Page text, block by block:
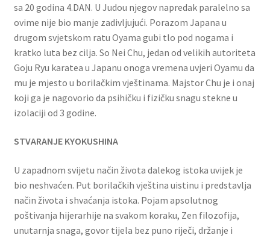
sa 20 godina 4.DAN. U Judou njegov napredak paralelno sa
ovime nije bio manje zadivljujući. Porazom Japana u
drugom svjetskom ratu Oyama gubi tlo pod nogama i
kratko luta bez cilja. So Nei Chu, jedan od velikih autoriteta
Goju Ryu karatea u Japanu onoga vremena uvjeri Oyamu da
mu je mjesto u borilačkim vještinama. Majstor Chu je i onaj
koji ga je nagovorio da psihičku i fizičku snagu stekne u
izolaciji od 3 godine.
STVARANJE KYOKUSHINA
U zapadnom svijetu način života dalekog istoka uvijek je
bio neshvaćen. Put borilačkih vještina uistinu i predstavlja
način života i shvaćanja istoka. Pojam apsolutnog
poštivanja hijerarhije na svakom koraku, Zen filozofija,
unutarnja snaga, govor tijela bez puno riječi, držanje i